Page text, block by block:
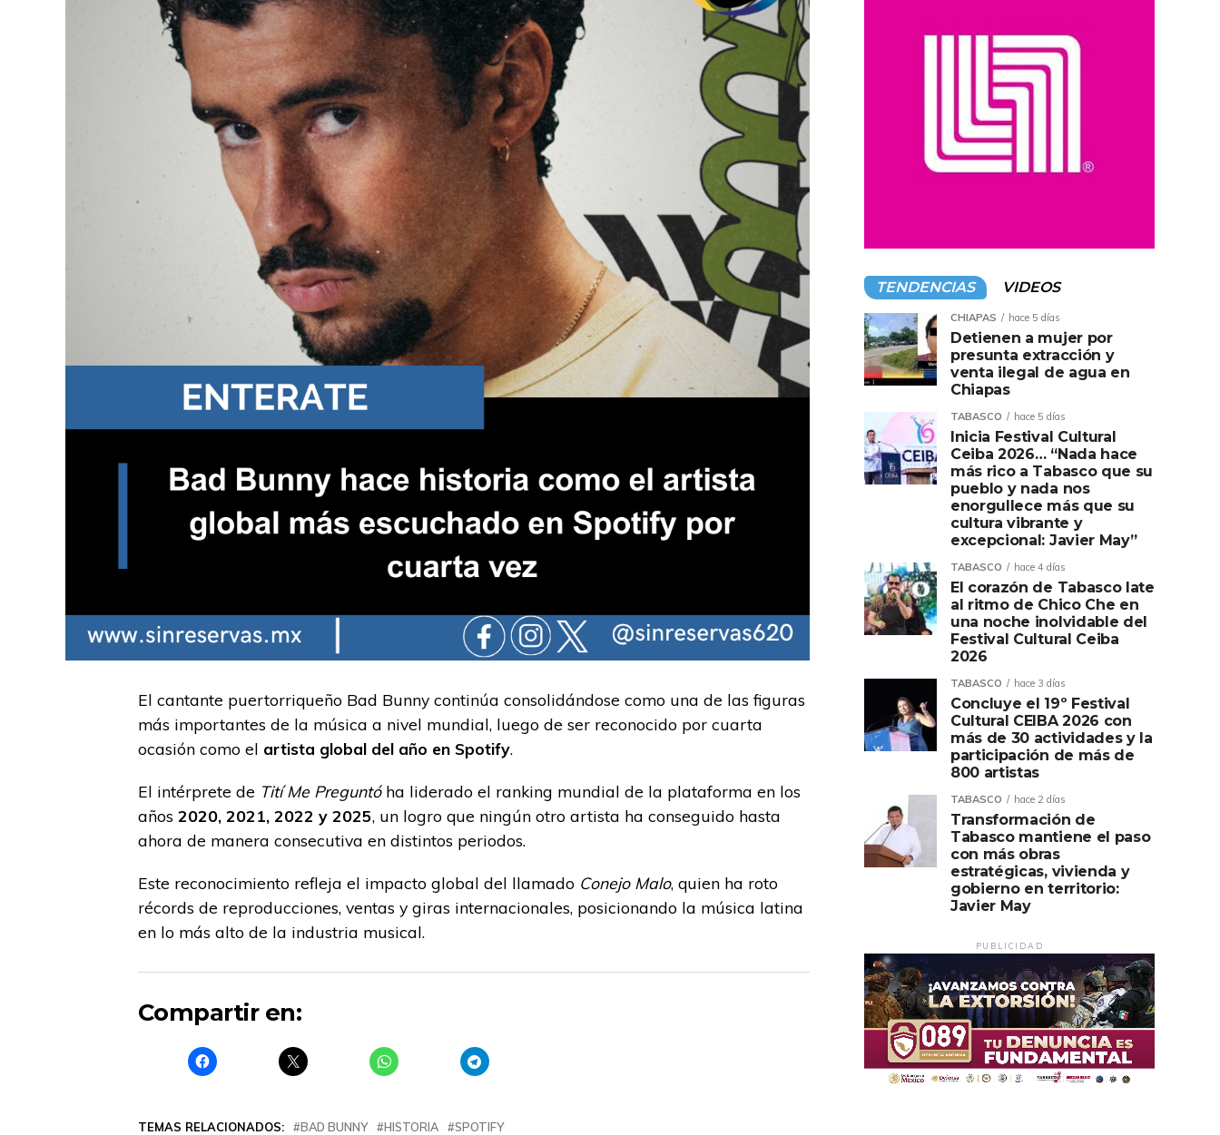
El cantante puertorriqueño Bad Bunny continúa consolidándose como una de las figuras
más importantes de la música a nivel mundial, luego de ser reconocido por cuarta
ocasión como el artista global del año en Spotify.
El intérprete de Tití Me Preguntóha liderado el ranking mundial de la plataforma en los
años 2020, 2021, 2022 y 2025, un logro que ningún otro artista ha conseguido hasta
ahora de manera consecutiva en distintos periodos.
Este reconocimiento refleja el impacto global del llamado Conejo Malo, quien ha roto
récords de reproducciones, ventas y giras internacionales, posicionando la música latina
en lo más alto de la industria musical.
Compartir en:
TEMAS RELACIONADOS: BAD BUNNY HISTORIA SPOTIFY
TENDENCIAS VIDEOS
CHIAPAS hace 5 días
Detienen a mujer por
presunta extracción y
venta ilegal de agua en
Chiapas
TABASCO hace 5 días
Inicia Festival Cultural
Ceiba 2026… “Nada hace
más rico a Tabasco que su
pueblo y nada nos
enorgullece más que su
cultura vibrante y
excepcional: Javier May”
TABASCO hace 4 días
El corazón de Tabasco late
al ritmo de Chico Che en
una noche inolvidable del
Festival Cultural Ceiba
2026
TABASCO hace 3 días
Concluye el 19º Festival
Cultural CEIBA 2026 con
más de 30 actividades y la
participación de más de
800 artistas
TABASCO hace 2 días
Transformación de
Tabasco mantiene el paso
con más obras
estratégicas, vivienda y
gobierno en territorio:
Javier May
PUBLICIDAD